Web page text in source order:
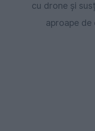
cu drone și
aproape